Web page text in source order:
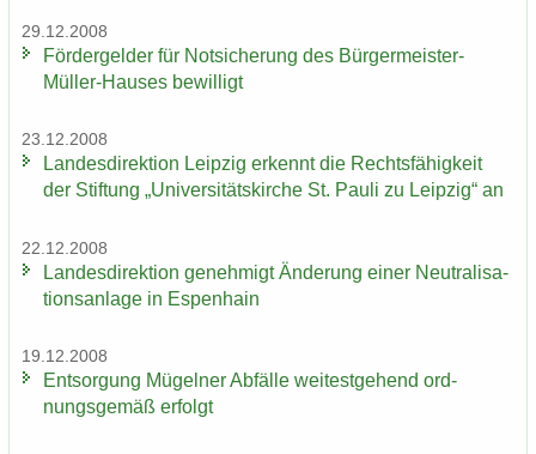
29.12.2008
För­der­gel­der für Not­si­che­rung des Bürgermeister-​
Müller-Hauses be­wil­ligt
23.12.2008
Lan­des­di­rek­ti­on Leip­zig er­kennt die Rechts­fä­hig­keit
der Stif­tung „Uni­ver­si­täts­kir­che St. Pauli zu Leip­zig“ an
22.12.2008
Lan­des­di­rek­ti­on ge­neh­migt Än­de­rung einer Neu­tra­li­sa­
ti­ons­an­la­ge in Es­pen­hain
19.12.2008
Ent­sor­gung Mü­gel­ner Ab­fäl­le wei­test­ge­hend ord­
nungs­ge­mäß er­folgt